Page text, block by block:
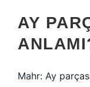
AY
Mahr: Ay